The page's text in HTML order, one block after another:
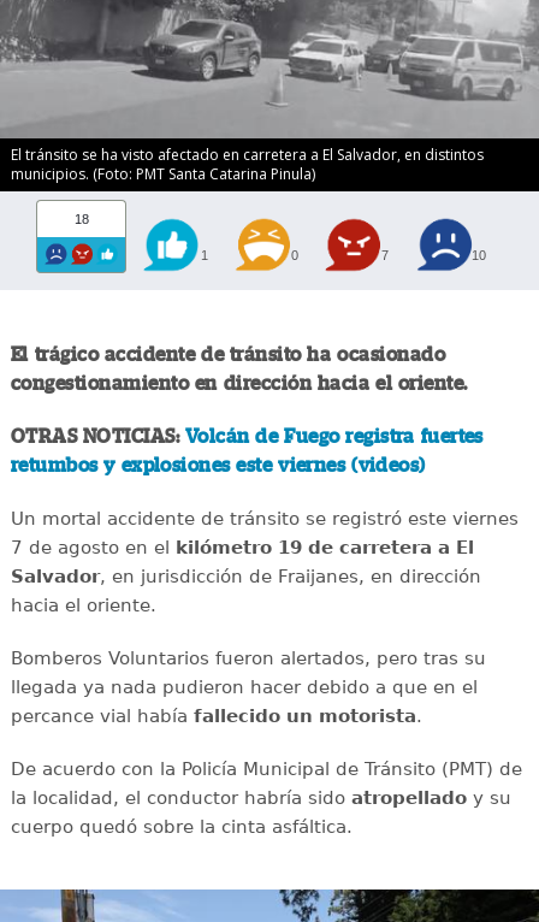
El tránsito se ha visto afectado en carretera a El Salvador, en distintos
municipios. (Foto: PMT Santa Catarina Pinula)
18
1 0 7 10
El trágico accidente de tránsito ha ocasionado
congestionamiento en dirección hacia el oriente.
OTRAS NOTICIAS: Volcán de Fuego registra fuertes
retumbos y explosiones este viernes (videos)
Un mortal accidente de tránsito se registró este viernes
7 de agosto en el kilómetro 19 de carretera a El
Salvador, en jurisdicción de Fraijanes, en dirección
hacia el oriente.
Bomberos Voluntarios fueron alertados, pero tras su
llegada ya nada pudieron hacer debido a que en el
percance vial había fallecido un motorista.
De acuerdo con la Policía Municipal de Tránsito (PMT) de
la localidad, el conductor habría sido atropelladoy su
cuerpo quedó sobre la cinta asfáltica.